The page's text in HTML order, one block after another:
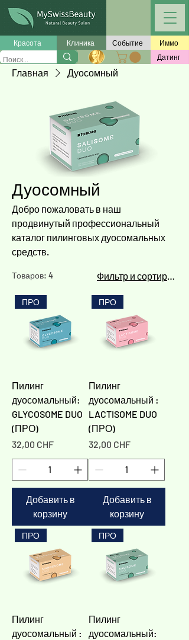
Красота Клиника Событие
Иммо
Датинг
Главная Дуосомный
Дуосомный
Добро пожаловать в наш
продвинутый профессиональный
каталог пилинговых дуосомальных
средств.
Товаров: 4 Фильтр и сортировка
ПРО
Пилинг
дуосомальный:
GLYCOSOME DUO
(ПРО)
Цена
32,00 CHF
Добавить в
корзину
ПРО
Пилинг
дуосомальный :
LACTISOME DUO
(ПРО)
Цена
32,00 CHF
Добавить в
корзину
ПРО
Пилинг
дуосомальный :
ПРО
Пилинг
дуосомальный: